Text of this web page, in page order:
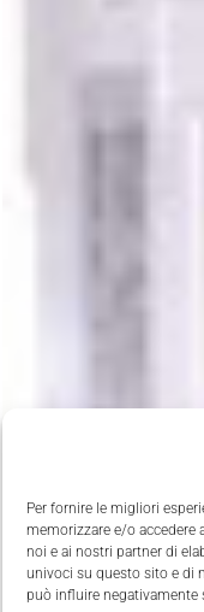
Per fornire le migliori
memorizzare e/o accedere
noi e ai nostri partner di
univoci su questo sito e di
può influire negativamente